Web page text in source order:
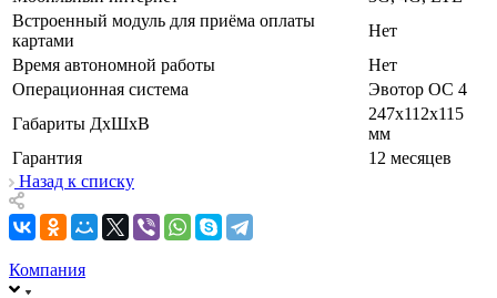
Встроенный модуль для приёма оплаты
картами
Нет
Время автономной работы
Нет
Операционная система
Эвотор ОС 4
Габариты ДхШхВ
247х112х115
мм
Гарантия
12 месяцев
Назад к списку
Компания